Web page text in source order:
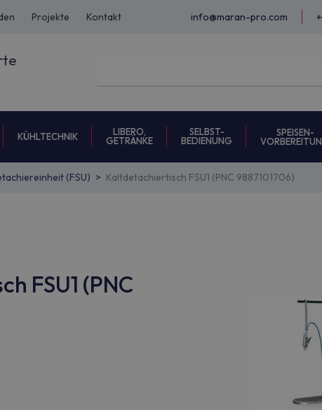
Projekte Kontakt info@maran-pro.com
KÜHLTECHNIK
LIBERO,
GETRÄNKE
SELBST-
BEDIENUNG
SPEISEN-
(FSU) Kaltdetachiertisch FSU1 (PNC 9887101706)
FSU1 (PNC